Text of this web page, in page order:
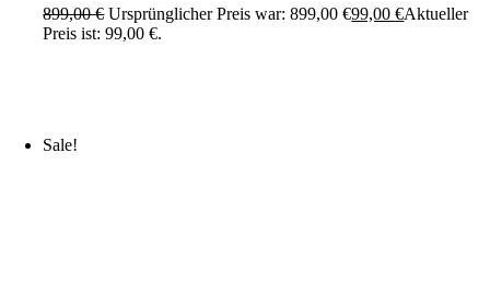
899,00€ Ursprünglicher Preis war: 899,00 €99,00€Aktueller
Preis ist: 99,00 €.
Sale!